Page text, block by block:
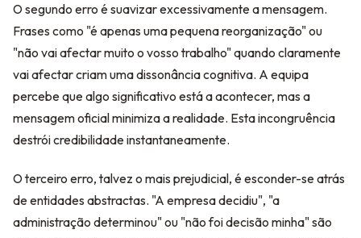
O segundo erro é suavizar excessivamente a mensagem.
Frases como "é apenas uma pequena reorganização" ou
"não vai afectar muito o vosso trabalho" quando claramente
vai afectar criam uma dissonância cognitiva. A equipa
percebe que algo significativo está a acontecer, mas a
mensagem oficial minimiza a realidade. Esta incongruência
destrói credibilidade instantaneamente.
O terceiro erro, talvez o mais prejudicial, é esconder-se atrás
de entidades abstractas. "A empresa decidiu", "a
administração determinou" ou "não foi decisão minha" são